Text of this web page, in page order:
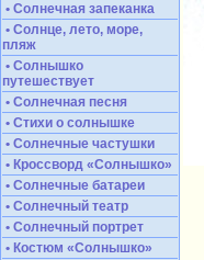
• Солнечная запеканка
• Солнце, лето, море,
пляж
• Солнышко
путешествует
• Солнечная песня
• Стихи о солнышке
• Солнечные частушки
• Кроссворд «Солнышко»
• Солнечные батареи
• Солнечный театр
• Солнечный портрет
• Костюм «Солнышко»